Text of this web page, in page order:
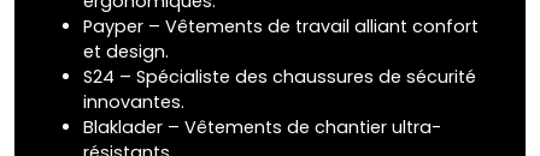
Payper – Vêtements de travail alliant confort
et design.
S24 – Spécialiste des chaussures de sécurité
innovantes.
Blaklader – Vêtements de chantier ultra-